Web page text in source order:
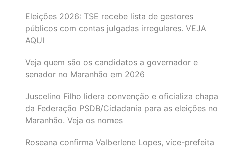
Eleições 2026: TSE recebe lista de gestores
públicos com contas julgadas irregulares. VEJA
AQUI
Veja quem são os candidatos a governador e
senador no Maranhão em 2026
Juscelino Filho lidera convenção e oficializa chapa
da Federação PSDB/Cidadania para as eleições no
Maranhão. Veja os nomes
Roseana confirma Valberlene Lopes, vice-prefeita